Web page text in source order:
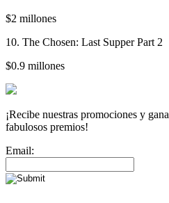
$2 millones
10. The Chosen: Last Supper Part 2
$0.9 millones
¡Recibe nuestras promociones y gana
fabulosos premios!
Email: